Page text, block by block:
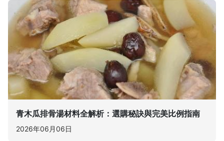
青木瓜排骨湯材料全解析：選購秘訣與完美比例指南
2026年06月06日